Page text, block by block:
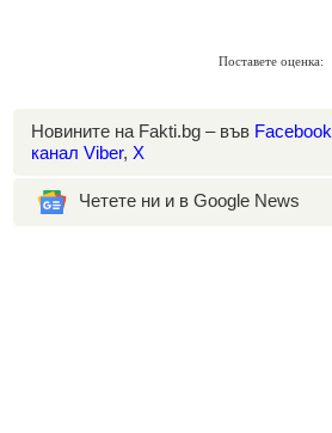
Поставете оценка:
Новините на Fakti.bg – във Facebook
канал Viber, X
Четете ни и в Google News